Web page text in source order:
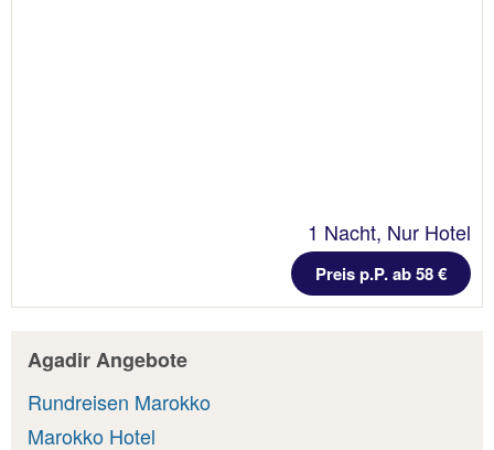
1 Nacht, Nur Hotel
Preis p.P. ab 58 €
Agadir Angebote
Rundreisen Marokko
Marokko Hotel